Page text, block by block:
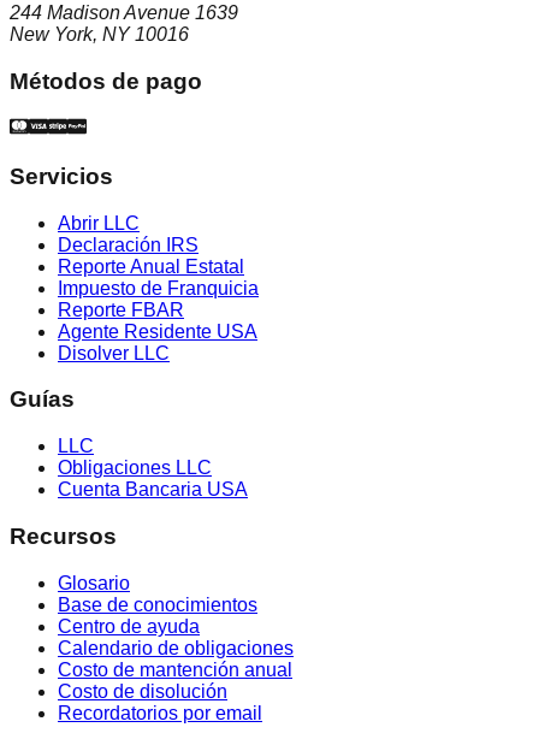
244 Madison Avenue 1639
New York, NY 10016
Métodos de pago
Servicios
Abrir LLC
Declaración IRS
Reporte Anual Estatal
Impuesto de Franquicia
Reporte FBAR
Agente Residente USA
Disolver LLC
Guías
LLC
Obligaciones LLC
Cuenta Bancaria USA
Recursos
Glosario
Base de conocimientos
Centro de ayuda
Calendario de obligaciones
Costo de mantención anual
Costo de disolución
Recordatorios por email